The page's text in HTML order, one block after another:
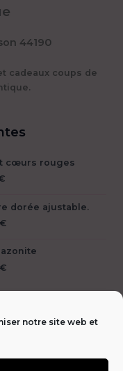
notre site web et
44190
cadeaux coups de
cœurs rouges
dorée ajustable.